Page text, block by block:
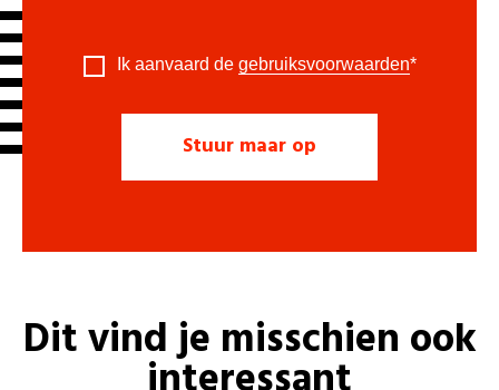
Ik aanvaard de gebruiksvoorwaarden*
Dit vind je misschien ook